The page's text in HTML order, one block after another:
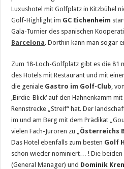
Luxushotel mit Golfplatz in Kitzbühel
Golf-Highlight im GC Eichenheim
Gala-Turnier des spanischen
Barcelona. Dorthin kann man sogar
Zum 18-Loch-Golfplatz gibt es die 81
des Hotels mit Restaurant und mit
die geniale Gastro im Golf-Club ,
‚Birdie-Blick‘ auf den Hahnenkamm
Rennstrecke „Streif“ hat. Der
im und am Berg mit dem Prädikat
vielen Fach-Juroren zu „ Österreichs
Das Hotel ebenfalls zum besten Golf
schon wieder nominiert… ! Die beiden
(General Manager) und Dominik